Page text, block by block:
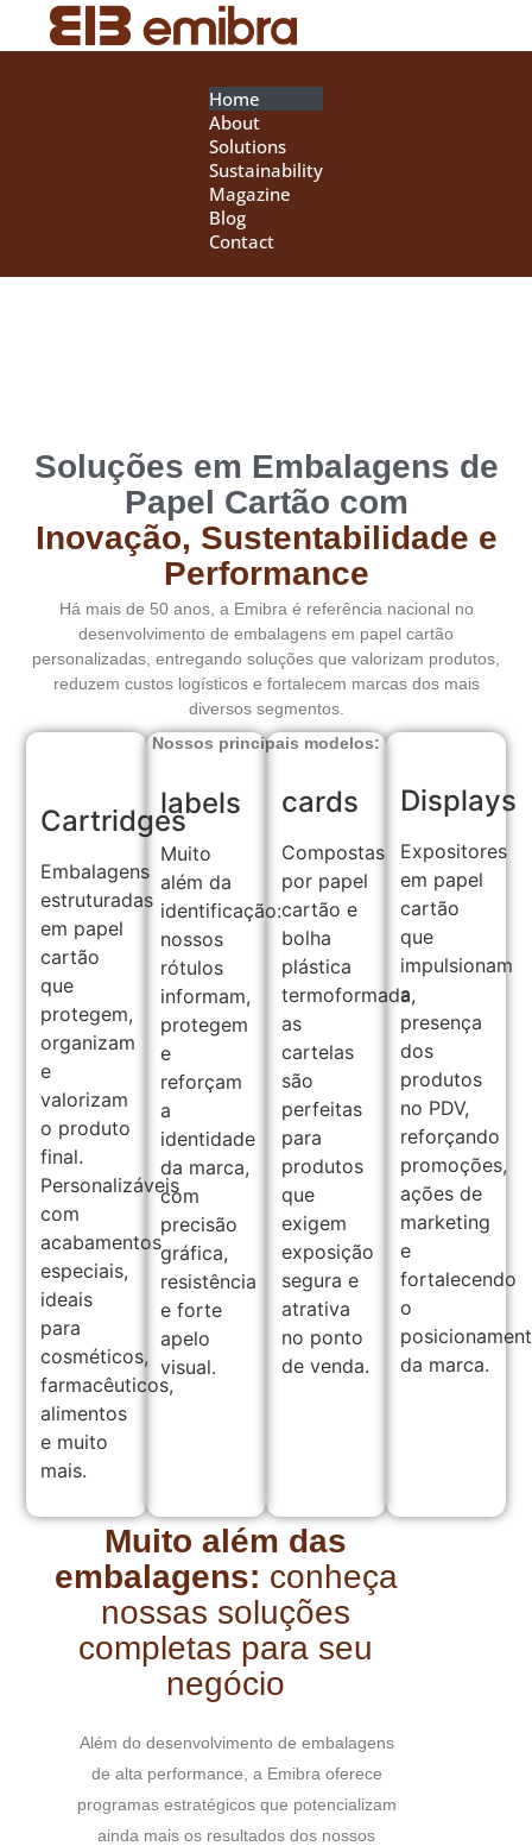
Home
About
Solutions
Sustainability
Magazine
Blog
Contact
Soluções em Embalagens de
Papel Cartão com
Inovação, Sustentabilidade e
Performance
Há mais de 50 anos, a Emibra é referência nacional no
desenvolvimento de embalagens em papel cartão
personalizadas, entregando soluções que valorizam produtos,
reduzem custos logísticos e fortalecem marcas dos mais
diversos segmentos.
Nossos principais modelos:
Cartridges
Embalagens
estruturadas
em papel
cartão
que
protegem,
organizam
e
valorizam
o produto
final.
Personalizáveis
com
acabamentos
especiais,
ideais
para
cosméticos,
farmacêuticos,
alimentos
e muito
mais.
labels
Muito
além da
identificação:
nossos
rótulos
informam,
protegem
e
reforçam
a
identidade
da marca,
com
precisão
gráfica,
resistência
e forte
apelo
visual.
cards
Compostas
por papel
cartão e
bolha
plástica
termoformada,
as
cartelas
são
perfeitas
para
produtos
que
exigem
exposição
segura e
atrativa
no ponto
de venda.
Displays
Expositores
em papel
cartão
que
impulsionam
a
presença
dos
produtos
no PDV,
reforçando
promoções,
ações de
marketing
e
fortalecendo
o
da marca.
Muito além das
embalagens: conheça
nossas soluções
completas para seu
negócio
Além do desenvolvimento de embalagens
de alta performance, a Emibra oferece
programas estratégicos que potencializam
ainda mais os resultados dos nossos